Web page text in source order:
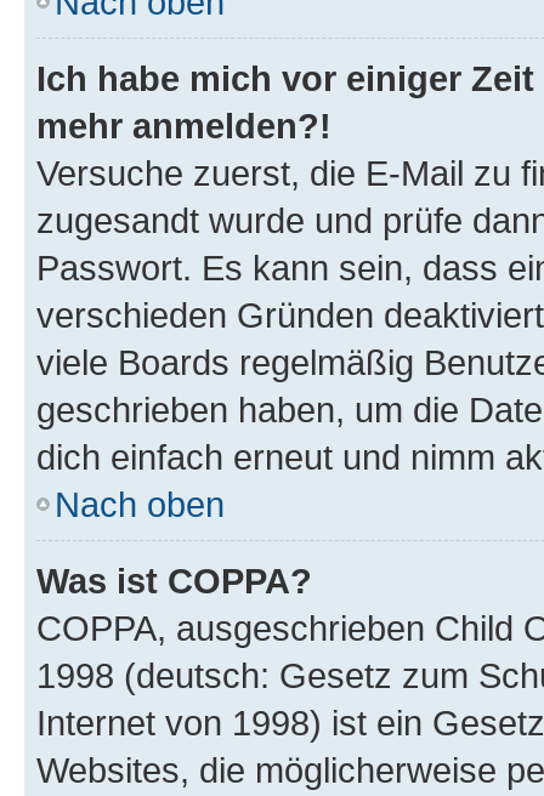
Ich habe mich vor einiger
mehr anmelden?!
Versuche zuerst, die E-Mail zu
zugesandt wurde und prüfe
Passwort. Es kann sein, dass
verschieden Gründen
viele Boards regelmäßig
geschrieben haben, um die
dich einfach erneut und nimm
Nach oben
Was ist COPPA?
COPPA, ausgeschrieben Child
1998 (deutsch: Gesetz zum
Internet von 1998) ist ein
Websites, die möglicherweise